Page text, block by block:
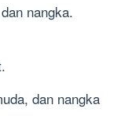
nangka.
dan nangka